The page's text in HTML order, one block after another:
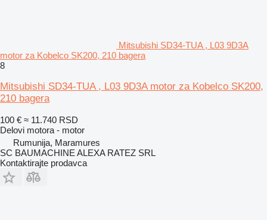
Mitsubishi SD34-TUA , L03 9D3A
motor za Kobelco SK200, 210 bagera
8
Mitsubishi SD34-TUA , L03 9D3A motor za Kobelco SK200,
210 bagera
100 € ≈ 11.740 RSD
Delovi motora - motor
Rumunija, Maramures
SC BAUMACHINE ALEXA RATEZ SRL
Kontaktirajte prodavca